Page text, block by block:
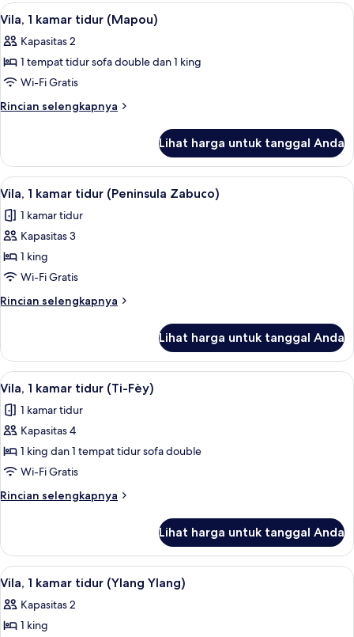
kamar
(Clifftop
Zabuco)
Lihat
semua
foto
untuk
Vila,
1
(Mapou)
Selimut bulu angsa, brankas, meja
6
Vila, 1 kamar tidur (Mapou)
Kapasitas 2
1 tempat tidur sofa double dan 1 king
Wi-Fi Gratis
Rincian selengkapnya
Rincian
Vila,
kamar
(Mapou)
Lihat harga untuk tanggal Anda
Lihat
semua
foto
untuk
Vila,
1
kamar
tidur
Zabuco)
Vila, 1 kamar tidur (Peninsula
7
Vila, 1 kamar tidur (Peninsula Zabuco)
1 kamar tidur
Kapasitas 3
1 king
Wi-Fi Gratis
Rincian selengkapnya
Rincian
Vila,
kamar
(Peninsula
Zabuco)
Lihat harga untuk tanggal Anda
Lihat
semua
foto
untuk
Vila,
1
kamar
tidur
Fèy)
Vila, 1 kamar tidur (Ti-Fèy) | Selimut
5
Vila, 1 kamar tidur (Ti-Fèy)
1 kamar tidur
Kapasitas 4
1 king dan 1 tempat tidur sofa double
Wi-Fi Gratis
Rincian selengkapnya
Rincian
Vila,
kamar
(Ti-
Fèy)
Lihat harga untuk tanggal Anda
Lihat
semua
foto
untuk
Vila, 1 kamar tidur (Ylang Ylang) |
5
Vila, 1 kamar tidur (Ylang Ylang)
Kapasitas 2
1 king